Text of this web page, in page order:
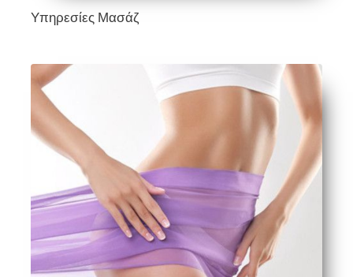
Υπηρεσίες Μασάζ